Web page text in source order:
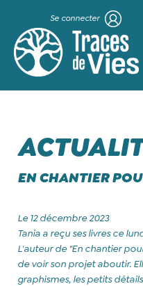
Se connecter
EN CHANTIER
Le 12 décembre 2023
Tania a reçu ses livres ce
L'auteur de "En chantier
de voir son projet aboutir.
graphismes, les petits